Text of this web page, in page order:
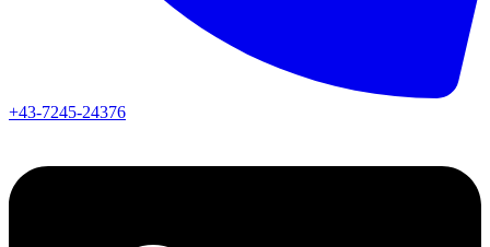
+43-7245-24376